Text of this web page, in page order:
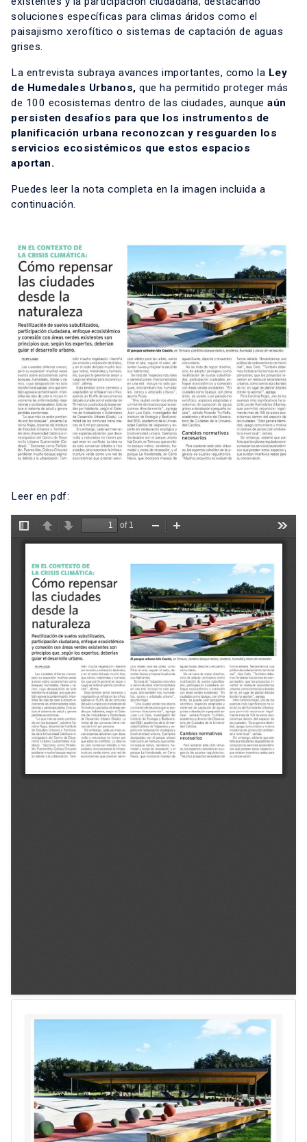
soluciones específicas para climas áridos como el
paisajismo xerofítico o sistemas de captación de aguas
grises.
La entrevista subraya avances importantes, como la Ley
de Humedales Urbanos, que ha permitido proteger más
de 100 ecosistemas dentro de las ciudades, aunque aún
persisten desafíos para que los instrumentos de
planificación urbana reconozcan y resguarden los
servicios ecosistémicos que estos espacios
aportan.
Puedes leer la nota completa en la imagen incluida a
continuación.
Leer en pdf: